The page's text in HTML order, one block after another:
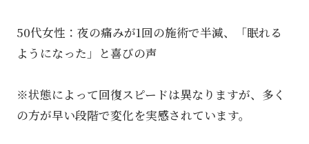
50代女性：夜の痛みが1回の施術で半減、「眠れる
ようになった」と喜びの声
※状態によって回復スピードは異なりますが、多く
の方が早い段階で変化を実感されています。